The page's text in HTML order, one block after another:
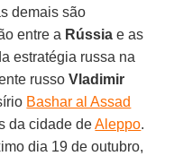
demais são
entre a Rússia e as
estratégia russa na
russoVladimir
Bashar al Assad
da cidade deAleppo.
dia 19 de outubro,